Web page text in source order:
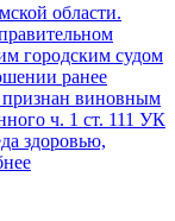
области.
городским судом
ранее
признан виновным
ч. 1 ст. 111 УК
здоровью,